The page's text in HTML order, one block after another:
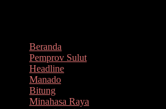
Beranda
Pemprov Sulut
Headline
Manado
Bitung
Minahasa Raya